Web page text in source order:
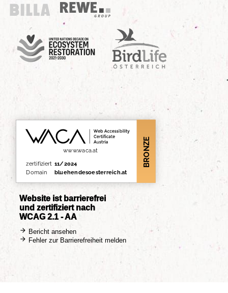
Billa
REWE Group
UN Decade
Birdlife